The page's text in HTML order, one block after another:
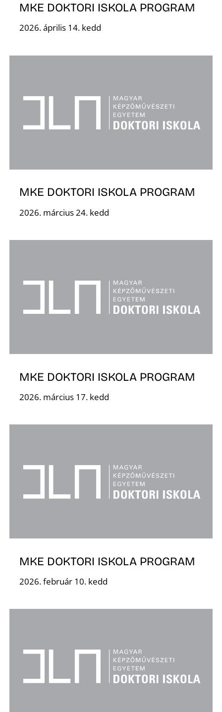
MKE DOKTORI ISKOLA PROGRAM
2026. április 14. kedd
MKE DOKTORI ISKOLA PROGRAM
2026. március 24. kedd
MKE DOKTORI ISKOLA PROGRAM
2026. március 17. kedd
MKE DOKTORI ISKOLA PROGRAM
2026. február 10. kedd